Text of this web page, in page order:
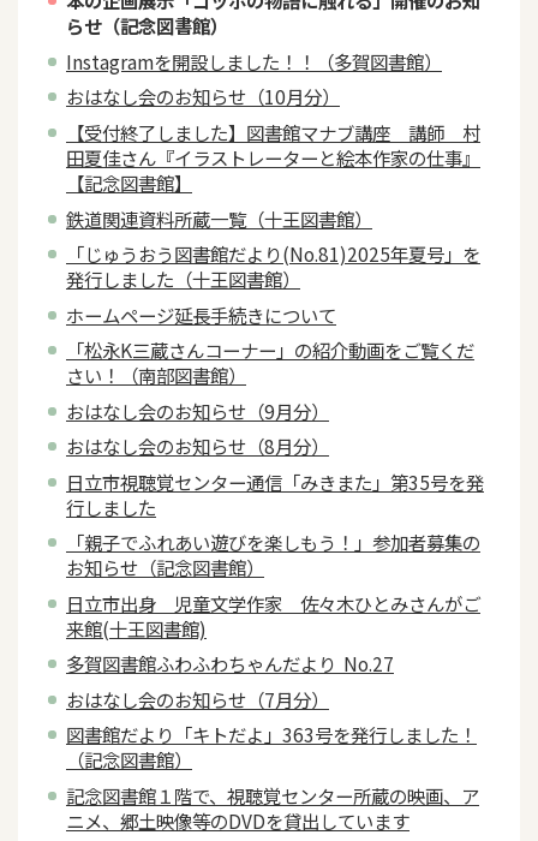
らせ（記念図書館）
Instagramを開設しました！！（多賀図書館）
おはなし会のお知らせ（10月分）
【受付終了しました】図書館マナブ講座 講師 村
田夏佳さん『イラストレーターと絵本作家の仕事』
【記念図書館】
鉄道関連資料所蔵一覧（十王図書館）
「じゅうおう図書館だより(No.81)2025年夏号」を
発行しました（十王図書館）
ホームページ延長手続きについて
「松永K三蔵さんコーナー」の紹介動画をご覧くだ
さい！（南部図書館）
おはなし会のお知らせ（9月分）
おはなし会のお知らせ（8月分）
日立市視聴覚センター通信「みきまた」第35号を発
行しました
「親子でふれあい遊びを楽しもう！」参加者募集の
お知らせ（記念図書館）
日立市出身 児童文学作家 佐々木ひとみさんがご
来館(十王図書館)
多賀図書館ふわふわちゃんだより No.27
おはなし会のお知らせ（7月分）
図書館だより「キトだよ」363号を発行しました！
（記念図書館）
記念図書館１階で、視聴覚センター所蔵の映画、ア
ニメ、郷土映像等のDVDを貸出しています